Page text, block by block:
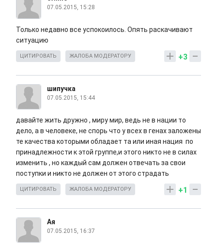
07.05.2015, 15:28
Только недавно все успокоилось. Опять раскачивают
ситуацию
+3
ЦИТИРОВАТЬ ЖАЛОБА МОДЕРАТОРУ
шипучка
07.05.2015, 15:44
давайте жить дружно , миру мир, ведь не в нации то
дело, а в человеке, не спорь что у всех в генах заложены
те качества которыми обладает та или иная нация по
принадлежности к этой группе,и этого никто не в силах
изменить , но каждый сам должен отвечать за свои
поступки и никто не должен от этого страдать
+1
ЦИТИРОВАТЬ ЖАЛОБА МОДЕРАТОРУ
Ая
07.05.2015, 16:37